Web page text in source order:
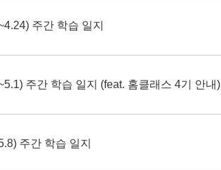
주간 학습 일지
주간 학습 일지 (feat. 홈클래스 4기 안내)
주간 학습 일지